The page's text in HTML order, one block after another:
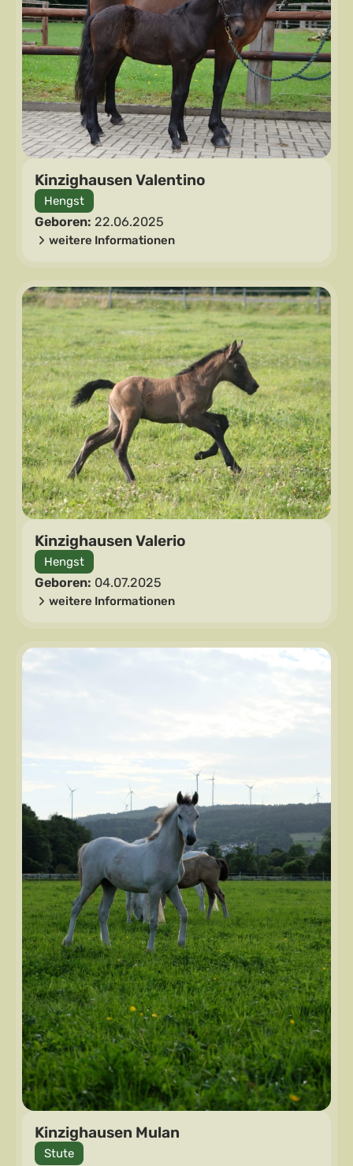
Kinzighausen Valentino
Hengst
Geboren: 22.06.2025
weitere Informationen
Kinzighausen Valerio
Hengst
Geboren: 04.07.2025
weitere Informationen
Kinzighausen Mulan
Stute